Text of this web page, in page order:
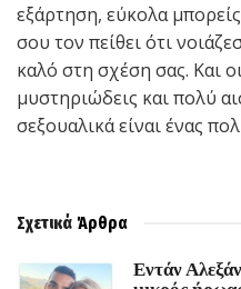
εξάρτηση, εύκολα
σου τον πείθει ότι
καλό στη σχέση σας. Και
μυστηριώδεις και πολύ
σεξουαλικά είναι ένας
Σχετικά Άρθρα
Εντάν